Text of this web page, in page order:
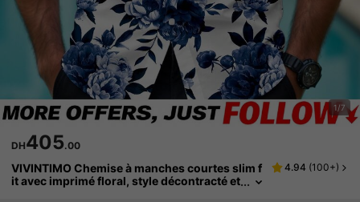
1/7
DH405.00
VIVINTIMO Chemise à manches courtes slim f
it avec imprimé floral, style décontracté et
4.94 (100+)